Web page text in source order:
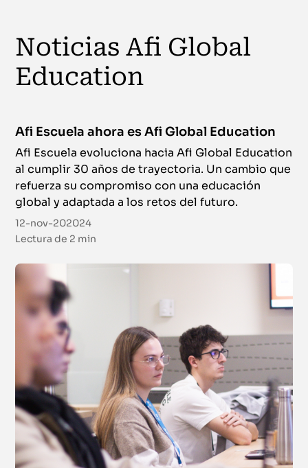
Noticias Afi Global
Education
Afi Escuela ahora es Afi Global Education
Afi Escuela evoluciona hacia Afi Global Education
al cumplir 30 años de trayectoria. Un cambio que
refuerza su compromiso con una educación
global y adaptada a los retos del futuro.
12-nov-202024
Lectura de 2 min